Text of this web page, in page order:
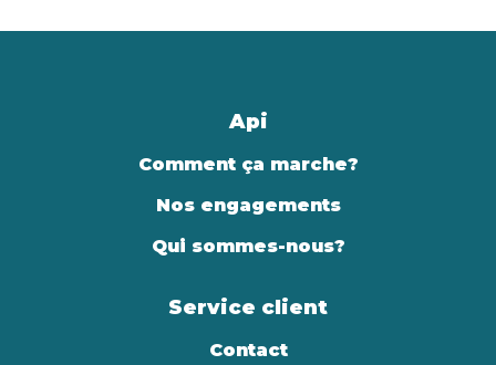
Api
Comment ça marche?
Nos engagements
Qui sommes-nous?
Service client
Contact